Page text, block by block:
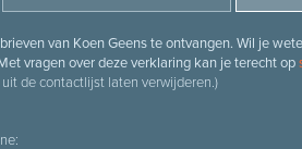
van Koen Geens te ontvangen. Wil je
vragen over deze verklaring kan je terecht op
de contactlijst laten verwijderen.)